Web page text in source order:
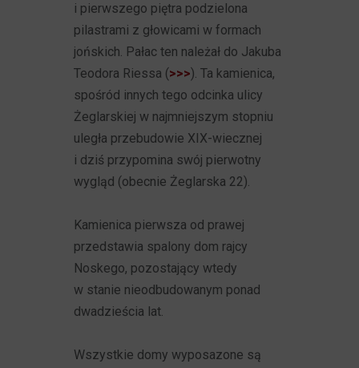
i pierwszego piętra podzielona
pilastrami z głowicami w formach
jońskich. Pałac ten należał do Jakuba
Teodora Riessa (>>>). Ta kamienica,
spośród innych tego odcinka ulicy
Żeglarskiej w najmniejszym stopniu
uległa przebudowie XIX-wiecznej
i dziś przypomina swój pierwotny
wygląd (obecnie Żeglarska 22).
Kamienica pierwsza od prawej
przedstawia spalony dom rajcy
Noskego, pozostający wtedy
w stanie nieodbudowanym ponad
dwadzieścia lat.
Wszystkie domy wyposazone są